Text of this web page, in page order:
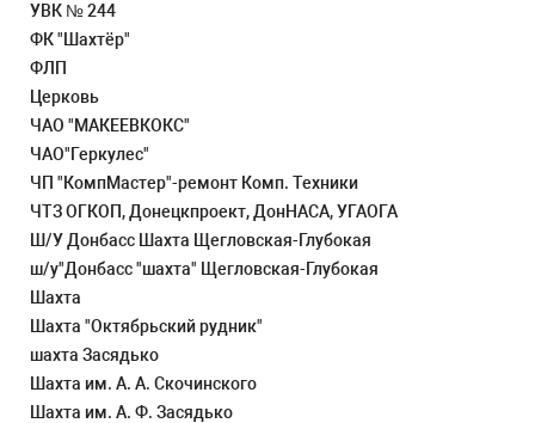
УВК № 244
ФК "Шахтёр"
ФЛП
Церковь
ЧАО "МАКЕЕВКОКС"
ЧАО"Геркулес"
ЧП "КомпМастер"-ремонт Комп. Техники
ЧТЗ ОГКОП, Донецкпроект, ДонНАСА, УГАОГА
Ш/У Донбасс Шахта Щегловская-Глубокая
ш/у"Донбасс "шахта" Щегловская-Глубокая
Шахта
Шахта "Октябрьский рудник"
шахта Засядько
Шахта им. А. А. Скочинского
Шахта им. А. Ф. Засядько